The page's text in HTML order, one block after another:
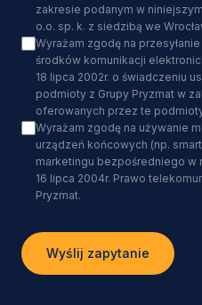
zakresie podanym w
o.o. sp. k. z siedzibą we
Wyrażam zgodę na
środków komunikacji
18 lipca 2002r. o świadczeniu
podmioty z Grupy Pryzmat w
oferowanych przez te
Wyrażam zgodę na używanie
urządzeń końcowych (np.
marketingu bezpośredniego w
16 lipca 2004r. Prawo
Pryzmat.
Wyślij zapytanie